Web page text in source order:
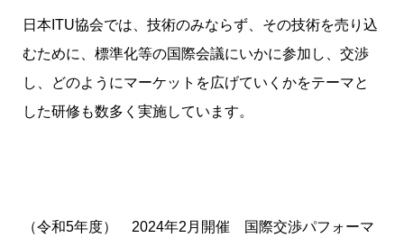
協会案内パンフレット
閲覧のご案内 - ITU関係出版物 -
ITU勧告リスト
関連団体
日本ITU協会では、技術のみならず、その技術を売り込
むために、標準化等の国際会議にいかに参加し、交渉
し、どのようにマーケットを広げていくかをテーマと
した研修も数多く実施しています。
（令和5年度） 2024年2月開催 国際交渉パフォーマ